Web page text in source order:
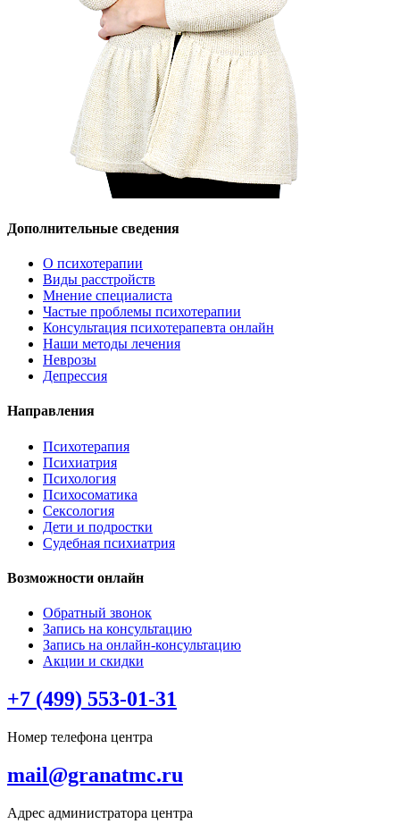
Дополнительные сведения
О психотерапии
Виды расстройств
Мнение специалиста
Частые проблемы психотерапии
Консультация психотерапевта онлайн
Наши методы лечения
Неврозы
Депрессия
Направления
Психотерапия
Психиатрия
Психология
Психосоматика
Сексология
Дети и подростки
Судебная психиатрия
Возможности онлайн
Обратный звонок
Запись на консультацию
Запись на онлайн-консультацию
Акции и скидки
+7 (499) 553-01-31
Номер телефона центра
mail@granatmc.ru
Адрес администратора центра